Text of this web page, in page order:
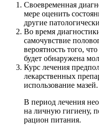
Своевременная
мере оценить
другие
Во время
самочувствие
вероятность того,
будет обнаружена
Курс лечения
лекарственных
использование мазей.
В период лечения
на личную гигиену,
рацион питания.